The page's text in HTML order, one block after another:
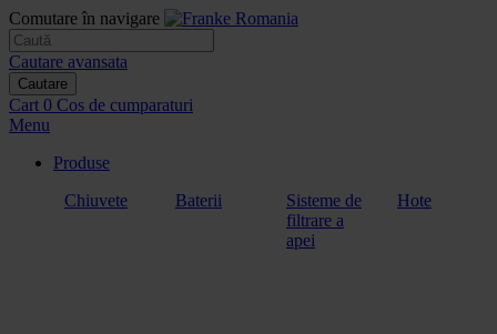
Comutare în navigare
Cautare avansata
Cautare
Cart 0 Cos de cumparaturi
Menu
Produse
Chiuvete
Baterii
Sisteme de
filtrare a
apei
Hote